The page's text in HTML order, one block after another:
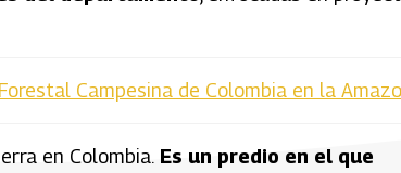
Campesina de Colombia en la
en Colombia. Es un predio en el que